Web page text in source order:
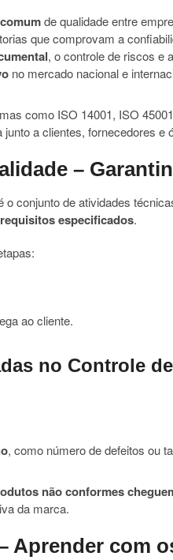
de qualidade entre
que comprovam a
, o controle de riscos e
no mercado nacional e
como ISO 14001, ISO
a clientes, fornecedores e
–
o conjunto de atividades
especificados.
ao cliente.
no Controle
, como número de defeitos ou
não conformes
da marca.
Aprender com